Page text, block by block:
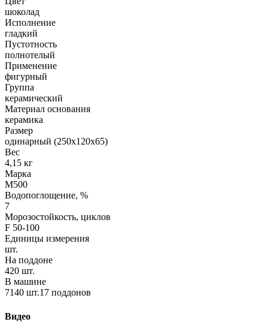
шоколад
Исполнение
гладкий
Пустотность
полнотелый
Применение
фигурный
Группа
керамический
Материал основания
керамика
Размер
одинарный (250х120х65)
Вес
4,15 кг
Марка
М500
Водопоглощение, %
7
Морозостойкость, циклов
F 50-100
Единицы измерения
шт.
На поддоне
420 шт.
В машине
7140 шт.17 поддонов
Видео